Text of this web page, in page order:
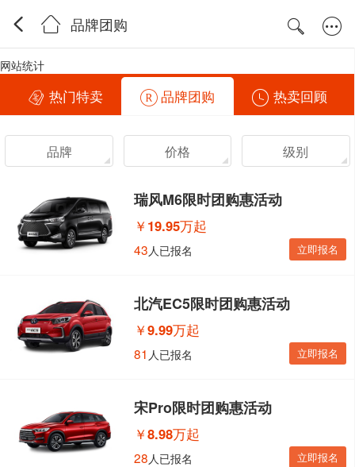
品牌团购
网站统计
热门特卖 品牌团购 热卖回顾
品牌 价格 级别
瑞风M6限时团购惠活动
￥ 19.95万起
43 人已报名 立即报名
北汽EC5限时团购惠活动
￥9.99万起
81 人已报名 立即报名
宋Pro限时团购惠活动
￥8.98万起
28 人已报名 立即报名